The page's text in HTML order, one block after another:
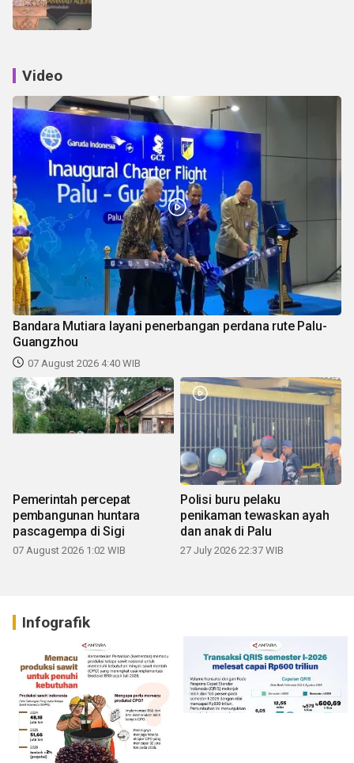
Video
Bandara Mutiara layani penerbangan perdana rute Palu-
Guangzhou
07 August 2026 4:40 WIB
Pemerintah percepat
pembangunan huntara
pascagempa di Sigi
07 August 2026 1:02 WIB
Polisi buru pelaku
penikaman tewaskan ayah
dan anak di Palu
27 July 2026 22:37 WIB
Infografik